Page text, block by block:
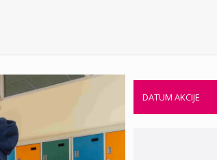
DATUM AKCIJE